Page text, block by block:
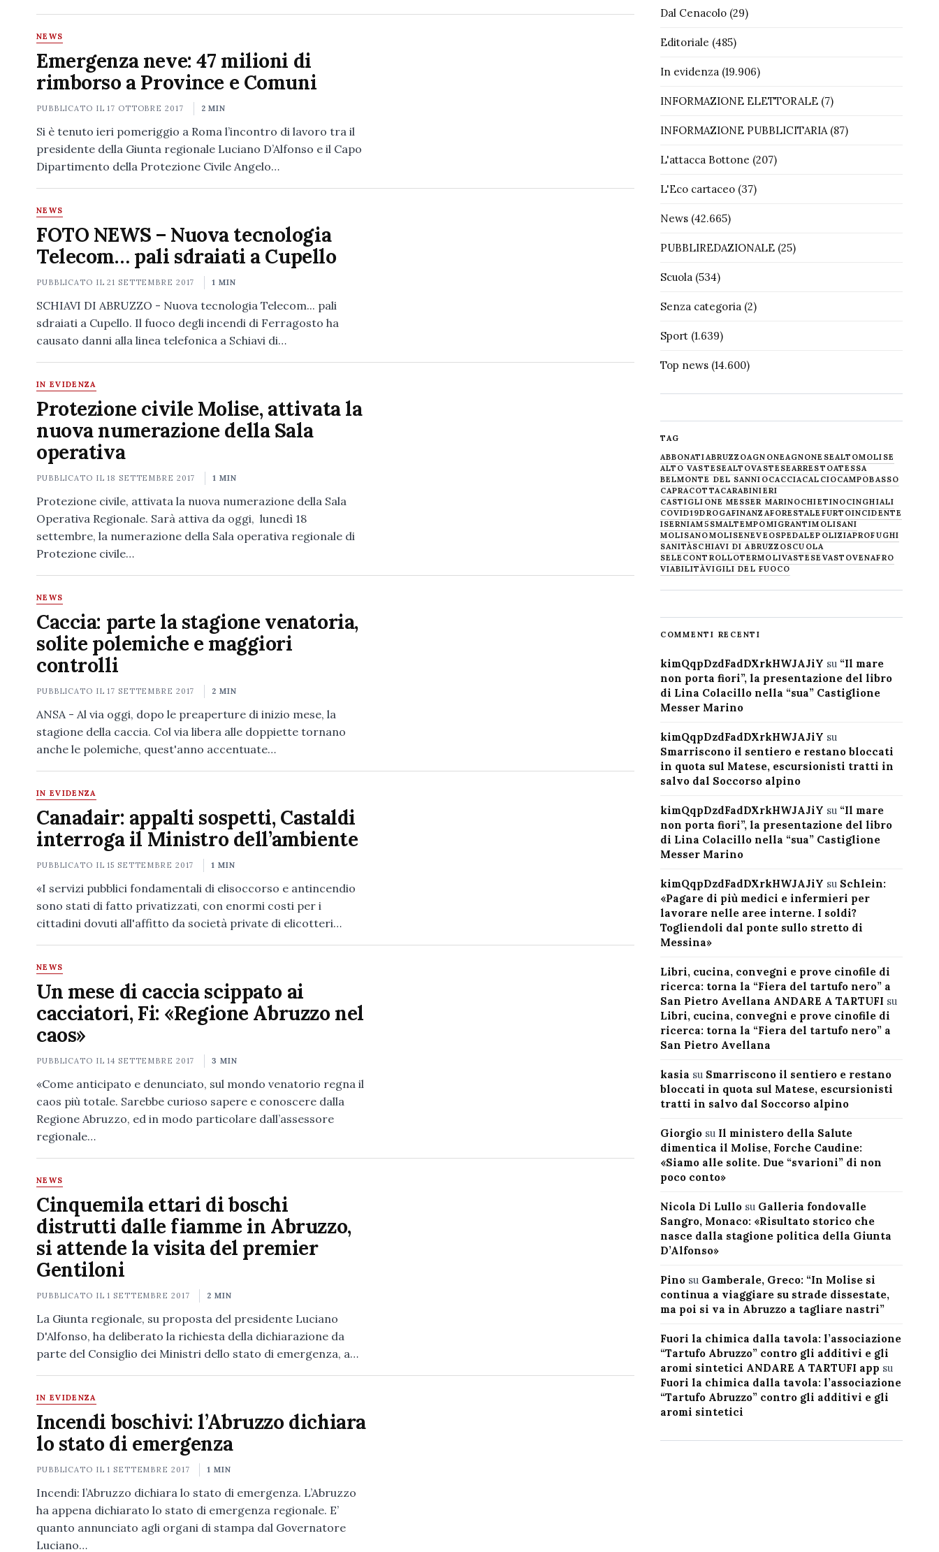
NEWS
Emergenza neve: 47 milioni di
rimborso a Province e Comuni
PUBBLICATO IL17 OTTOBRE 2017 2 MIN
Si è tenuto ieri pomeriggio a Roma l’incontro di lavoro tra il
presidente della Giunta regionale Luciano D’Alfonso e il Capo
Dipartimento della Protezione Civile Angelo…
NEWS
FOTO NEWS – Nuova tecnologia
Telecom… pali sdraiati a Cupello
PUBBLICATO IL21 SETTEMBRE 2017 1 MIN
SCHIAVI DI ABRUZZO - Nuova tecnologia Telecom... pali
sdraiati a Cupello. Il fuoco degli incendi di Ferragosto ha
causato danni alla linea telefonica a Schiavi di…
IN EVIDENZA
Protezione civile Molise, attivata la
nuova numerazione della Sala
operativa
PUBBLICATO IL18 SETTEMBRE 2017 1 MIN
Protezione civile, attivata la nuova numerazione della Sala
Operativa Regionale. Sarà attiva da oggi, lunedì 18
settembre, la numerazione della Sala operativa regionale di
Protezione civile…
NEWS
Caccia: parte la stagione venatoria,
solite polemiche e maggiori
controlli
PUBBLICATO IL17 SETTEMBRE 2017 2 MIN
ANSA - Al via oggi, dopo le preaperture di inizio mese, la
stagione della caccia. Col via libera alle doppiette tornano
anche le polemiche, quest'anno accentuate…
IN EVIDENZA
Canadair: appalti sospetti, Castaldi
interroga il Ministro dell’ambiente
PUBBLICATO IL15 SETTEMBRE 2017 1 MIN
«I servizi pubblici fondamentali di elisoccorso e antincendio
sono stati di fatto privatizzati, con enormi costi per i
cittadini dovuti all'affitto da società private di elicotteri…
NEWS
Un mese di caccia scippato ai
cacciatori, Fi: «Regione Abruzzo nel
caos»
PUBBLICATO IL14 SETTEMBRE 2017 3 MIN
«Come anticipato e denunciato, sul mondo venatorio regna il
caos più totale. Sarebbe curioso sapere e conoscere dalla
Regione Abruzzo, ed in modo particolare dall’assessore
regionale…
NEWS
Cinquemila ettari di boschi
distrutti dalle fiamme in Abruzzo,
si attende la visita del premier
Gentiloni
PUBBLICATO IL1 SETTEMBRE 2017 2 MIN
La Giunta regionale, su proposta del presidente Luciano
D'Alfonso, ha deliberato la richiesta della dichiarazione da
parte del Consiglio dei Ministri dello stato di emergenza, a…
IN EVIDENZA
Incendi boschivi: l’Abruzzo dichiara
lo stato di emergenza
PUBBLICATO IL1 SETTEMBRE 2017 1 MIN
Incendi: l’Abruzzo dichiara lo stato di emergenza. L’Abruzzo
ha appena dichiarato lo stato di emergenza regionale. E’
quanto annunciato agli organi di stampa dal Governatore
Luciano…
Dal Cenacolo(29)
Editoriale (485)
In evidenza(19.906)
INFORMAZIONE ELETTORALE(7)
INFORMAZIONE PUBBLICITARIA(87)
L'attacca Bottone (207)
L'Eco cartaceo(37)
News(42.665)
PUBBLIREDAZIONALE(25)
Scuola(534)
Senza categoria(2)
Sport(1.639)
Top news(14.600)
TAG
ABBONATIABRUZZOAGNONEAGNONESEALTOMOLISE
ALTO VASTESEALTOVASTESEARRESTOATESSA
BELMONTE DEL SANNIOCACCIACALCIOCAMPOBASSO
CAPRACOTTACARABINIERI
CASTIGLIONE MESSER MARINOCHIETINOCINGHIALI
COVID19DROGAFINANZAFORESTALE FURTOINCIDENTE
ISERNIAM5SMALTEMPOMIGRANTIMOLISANI
MOLISANOMOLISENEVE OSPEDALEPOLIZIAPROFUGHI
SANITÀSCHIAVI DI ABRUZZOSCUOLA
SELECONTROLLOTERMOLIVASTESE VASTOVENAFRO
VIABILITÀVIGILI DEL FUOCO
COMMENTI RECENTI
kimQqpDzdFadDXrkHWJAJiY su “Il mare
non porta fiori”, la presentazione del libro
di Lina Colacillo nella “sua” Castiglione
Messer Marino
kimQqpDzdFadDXrkHWJAJiY su
Smarriscono il sentiero e restano bloccati
in quota sul Matese, escursionisti tratti in
salvo dal Soccorso alpino
kimQqpDzdFadDXrkHWJAJiY su “Il mare
non porta fiori”, la presentazione del libro
di Lina Colacillo nella “sua” Castiglione
Messer Marino
kimQqpDzdFadDXrkHWJAJiY su Schlein:
«Pagare di più medici e infermieri per
lavorare nelle aree interne. I soldi?
Togliendoli dal ponte sullo stretto di
Messina»
Libri, cucina, convegni e prove cinofile di
ricerca: torna la “Fiera del tartufo nero” a
San Pietro Avellana ANDARE A TARTUFI su
Libri, cucina, convegni e prove cinofile di
ricerca: torna la “Fiera del tartufo nero” a
San Pietro Avellana
kasia su Smarriscono il sentiero e restano
bloccati in quota sul Matese, escursionisti
tratti in salvo dal Soccorso alpino
Giorgiosu Il ministero della Salute
dimentica il Molise, Forche Caudine:
«Siamo alle solite. Due “svarioni” di non
poco conto»
Nicola Di Lullosu Galleria fondovalle
Sangro, Monaco: «Risultato storico che
nasce dalla stagione politica della Giunta
D’Alfonso»
Pinosu Gamberale, Greco: “In Molise si
continua a viaggiare su strade dissestate,
ma poi si va in Abruzzo a tagliare nastri”
Fuori la chimica dalla tavola: l’associazione
“Tartufo Abruzzo” contro gli additivi e gli
aromi sintetici ANDARE A TARTUFI app su
Fuori la chimica dalla tavola: l’associazione
“Tartufo Abruzzo” contro gli additivi e gli
aromi sintetici